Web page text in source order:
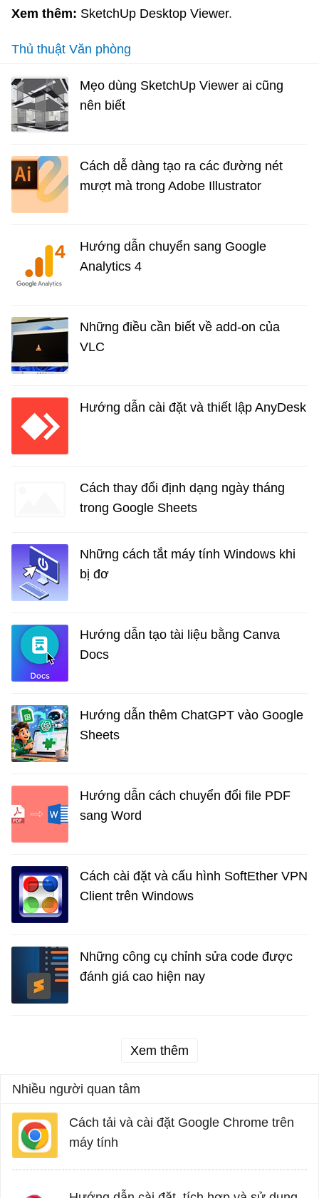
Xem thêm: SketchUp Desktop Viewer
Thủ thuật Văn phòng
Mẹo dùng SketchUp Viewer ai cũng
nên biết
Cách dễ dàng tạo ra các đường nét
mượt mà trong Adobe Illustrator
Hướng dẫn chuyển sang Google
Analytics 4
Những điều cần biết về add-on của
VLC
Hướng dẫn cài đặt và thiết lập AnyDesk
Cách thay đổi định dạng ngày tháng
trong Google Sheets
Những cách tắt máy tính Windows khi
bị đơ
Hướng dẫn tạo tài liệu bằng Canva
Docs
Hướng dẫn thêm ChatGPT vào Google
Sheets
Hướng dẫn cách chuyển đổi file PDF
sang Word
Cách cài đặt và cấu hình SoftEther VPN
Client trên Windows
Những công cụ chỉnh sửa code được
đánh giá cao hiện nay
Xem thêm
Nhiều người quan tâm
Cách tải và cài đặt Google Chrome trên
máy tính